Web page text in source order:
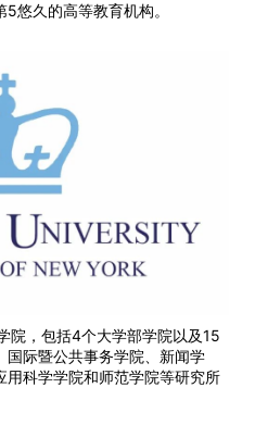
悠久的高等教育机构。
院，包括4个大学部学院以及15
国际暨公共事务学院、新闻学
科学学院和师范学院等研究所